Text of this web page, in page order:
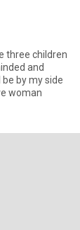
three children
and
by my side
woman